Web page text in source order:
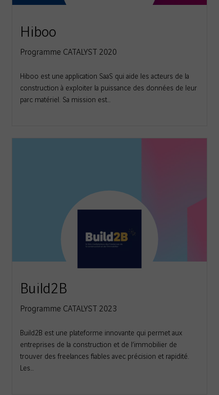
Hiboo
Programme CATALYST 2020
Hiboo est une application SaaS qui aide les acteurs de la
construction à exploiter la puissance des données de leur
parc matériel. Sa mission est…
Build2B
Programme CATALYST 2023
Build2B est une plateforme innovante qui permet aux
entreprises de la construction et de l’immobilier de
trouver des freelances fiables avec précision et rapidité.
Les…